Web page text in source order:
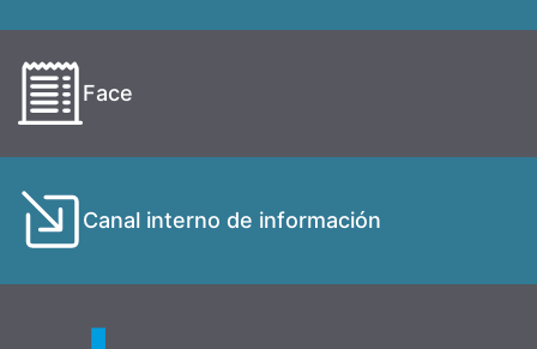
Face
Canal interno de información